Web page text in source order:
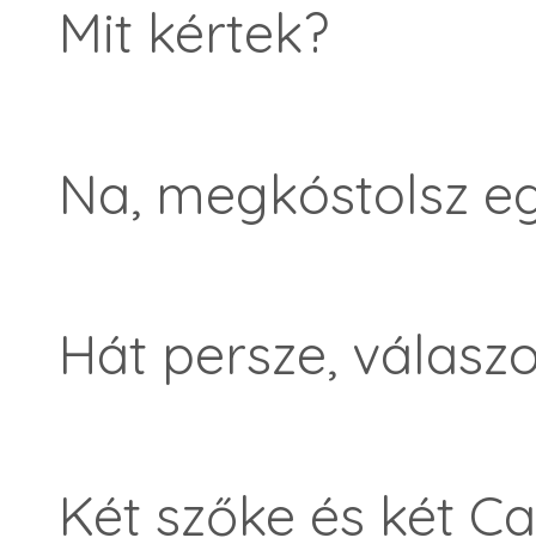
Mit kértek?
Na, megkóstolsz
Hát persze,
Két szőke és két